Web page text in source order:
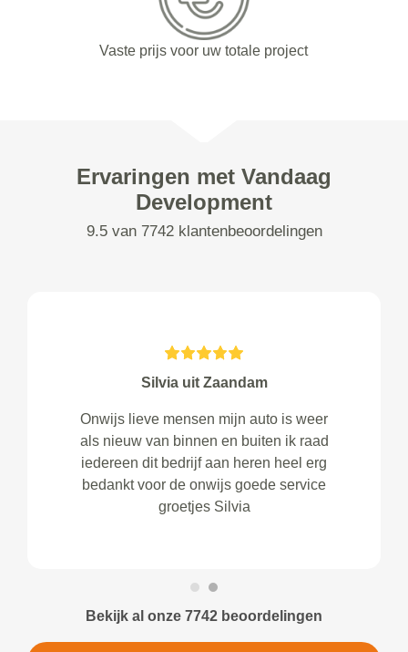
Vaste prijs voor uw totale project
Ervaringen met Vandaag
Development
9.5 van 7742 klantenbeoordelingen
Silvia uit Zaandam
Onwijs lieve mensen mijn auto is weer
als nieuw van binnen en buiten ik raad
iedereen dit bedrijf aan heren heel erg
bedankt voor de onwijs goede service
groetjes Silvia
Bekijk al onze 7742 beoordelingen